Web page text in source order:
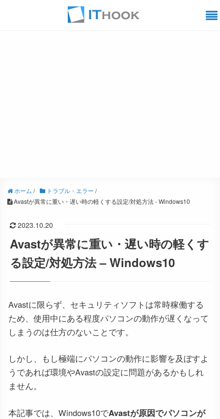
ホーム / トラブル・エラー /
Avastが異常に重い・遅い時の軽くする設定/対処方法 - Windows10
2023.10.20
Avastが異常に重い・遅い時の軽くす
る設定/対処方法 – Windows10
Avastに限らず、セキュリティソフトは常時稼働する
ため、使用中にある程度パソコンの動作が遅くなって
しまうのは仕方のないことです。
しかし、もし極端にパソコンの動作に影響を及ぼすよ
うであれば環境やAvastの設定に問題があるかもしれ
ません。
本記事では、Windows10でAvastが原因でパソコンが